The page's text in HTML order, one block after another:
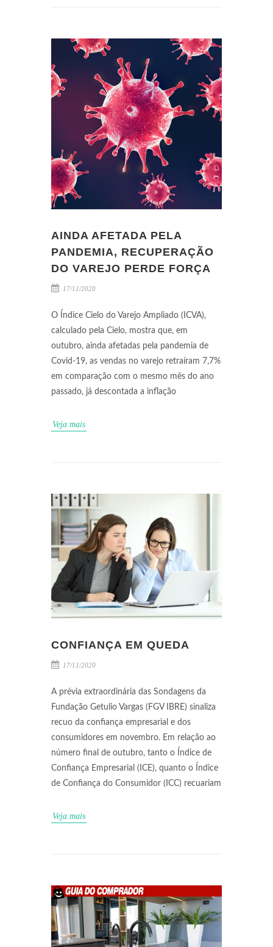
AINDA AFETADA PELA
PANDEMIA, RECUPERAÇÃO
DO VAREJO PERDE FORÇA
17/11/2020
O Índice Cielo do Varejo Ampliado (ICVA),
calculado pela Cielo, mostra que, em
outubro, ainda afetadas pela pandemia de
Covid-19, as vendas no varejo retraíram 7,7%
em comparação com o mesmo mês do ano
passado, já descontada a inflação
Veja mais
CONFIANÇA EM QUEDA
17/11/2020
A prévia extraordinária das Sondagens da
Fundação Getulio Vargas (FGV IBRE) sinaliza
recuo da confiança empresarial e dos
consumidores em novembro. Em relação ao
número final de outubro, tanto o Índice de
Confiança Empresarial (ICE), quanto o Índice
de Confiança do Consumidor (ICC) recuariam
Veja mais